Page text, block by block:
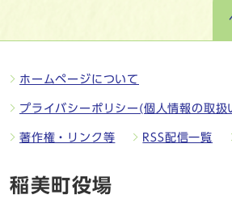
ホームページについて
プライバシーポリシー(個人情報の取扱
著作権・リンク等 RSS配信一覧
稲美町役場